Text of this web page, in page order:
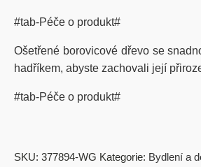
#tab-Péče o produkt#
Ošetřené borovicové dřevo se
hadříkem, abyste zachovali její
#tab-Péče o produkt#
SKU: 377894-WG Kategorie: Bydlení a